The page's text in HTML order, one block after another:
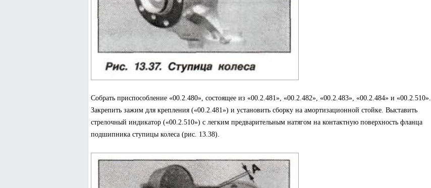
Собрать приспособление «00.2.480», состоящее из «00.2.481», «00.2.482», «00.2.483», «00.2.484» и «00.2.510».
Закрепить зажим для крепления («00.2.481») и установить сборку на амортизационной стойке. Выставить
стрелочный индикатор («00.2.510») с легким предварительным натягом на контактную поверхность фланца
подшипника ступицы колеса (рис. 13.38).